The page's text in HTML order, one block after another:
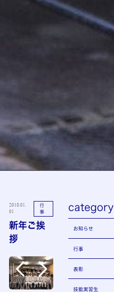
category
お知らせ
行事
表彰
技能実習生
2018.01.
01
行
事
新年ご挨
拶